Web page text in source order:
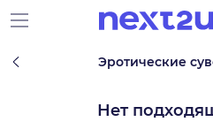
Эротические
Нет